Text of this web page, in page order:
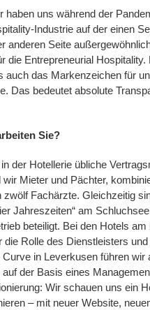
haben uns während der
Industrie auf der einen
anderen Seite
die Entrepreneurial Hospitality.
auch das Markenzeichen für
Das bedeutet absolute
Sie?
der Hotellerie übliche
wir Mieter und Pächter,
Fachärzte. Gleichzeitig
Jahreszeiten“ am
beteiligt. Bei den Hotels
Rolle des Dienstleisters
in Leverkusen führen wir
der Basis eines
Wir schauen uns ein
– mit neuer Website,